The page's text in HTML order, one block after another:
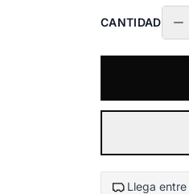
CANTIDAD
Llega entre